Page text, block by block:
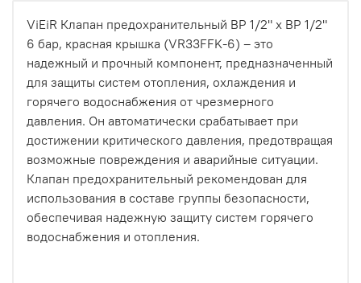
ViEiR Клапан предохранительный ВР 1/2" х ВР 1/2"
6 бар, красная крышка (VR33FFK-6) – это
надежный и прочный компонент, предназначенный
для защиты систем отопления, охлаждения и
горячего водоснабжения от чрезмерного
давления. Он автоматически срабатывает при
достижении критического давления, предотвращая
возможные повреждения и аварийные ситуации.
Клапан предохранительный рекомендован для
использования в составе группы безопасности,
обеспечивая надежную защиту систем горячего
водоснабжения и отопления.